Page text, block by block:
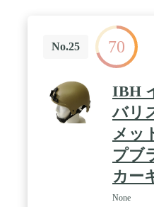
No.25 70
IBH
バリ
メッ
プブ
カー
None